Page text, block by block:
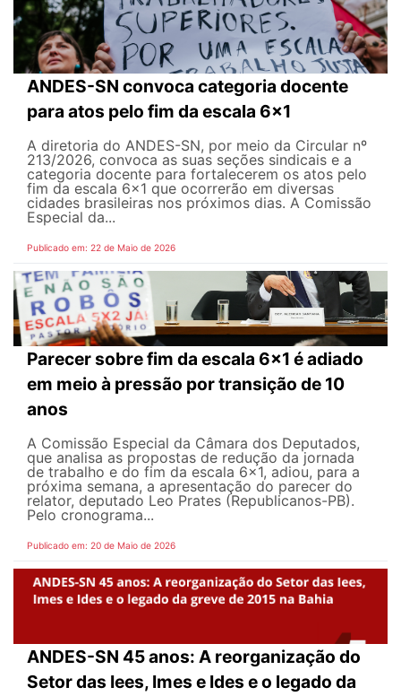
ANDES-SN convoca categoria docente
para atos pelo fim da escala 6x1
A diretoria do ANDES-SN, por meio da Circular nº
213/2026, convoca as suas seções sindicais e a
categoria docente para fortalecerem os atos pelo
fim da escala 6x1 que ocorrerão em diversas
cidades brasileiras nos próximos dias. A Comissão
Especial da...
Publicado em: 22 de Maio de 2026
Parecer sobre fim da escala 6x1 é adiado
em meio à pressão por transição de 10
anos
A Comissão Especial da Câmara dos Deputados,
que analisa as propostas de redução da jornada
de trabalho e do fim da escala 6x1, adiou, para a
próxima semana, a apresentação do parecer do
relator, deputado Leo Prates (Republicanos-PB).
Pelo cronograma...
Publicado em: 20 de Maio de 2026
ANDES-SN 45 anos: A reorganização do
Setor das Iees, Imes e Ides e o legado da